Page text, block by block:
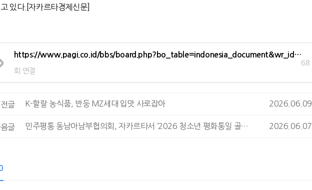
있다.[자카르타경제신문]
https://www.pagi.co.id/bbs/board.php?bo_table=indonesia_document&wr_id…
68
회 연결
글 K-할랄 농식품, 반둥 MZ세대 입맛 사로잡아 2026.06.09
글 민주평통 동남아남부협의회, 자카르타서 ‘2026 청소년 평화통일 골든벨’ 성황리 개최 2026.06.07